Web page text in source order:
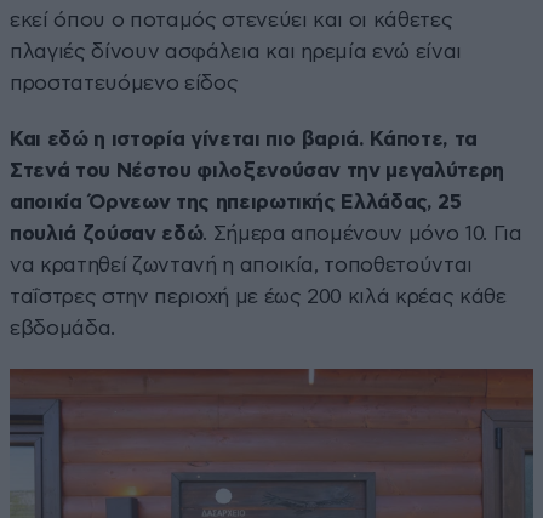
εκεί όπου ο ποταμός στενεύει και οι κάθετες
πλαγιές δίνουν ασφάλεια και ηρεμία ενώ είναι
προστατευόμενο είδος
Και εδώ η ιστορία γίνεται πιο βαριά. Κάποτε, τα
Στενά του Νέστου φιλοξενούσαν την μεγαλύτερη
αποικία Όρνεων της ηπειρωτικής Ελλάδας, 25
πουλιά ζούσαν εδώ. Σήμερα απομένουν μόνο 10. Για
να κρατηθεί ζωντανή η αποικία, τοποθετούνται
ταΐστρες στην περιοχή με έως 200 κιλά κρέας κάθε
εβδομάδα.